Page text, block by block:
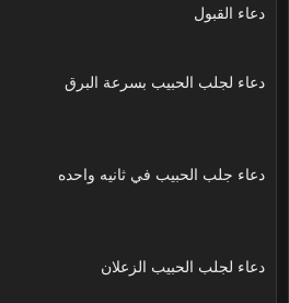
دعاء القبول
دعاء لجلب الحبيب بسرعة البرق
دعاء جلب الحبيب في ثانيه واحده
دعاء لجلب الحبيب الزعلان